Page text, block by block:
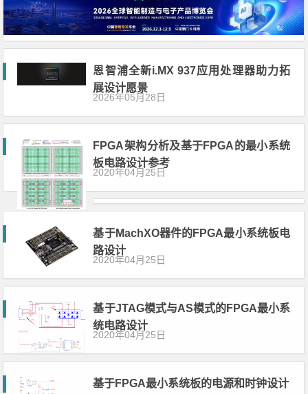
恩智浦全新i.MX 937应用处理器助力拓
展设计愿景
2026年05月28日
FPGA架构分析及基于FPGA的最小系统
板电路设计参考
2020年04月25日
基于MachXO器件的FPGA最小系统板电
路设计
2020年04月25日
基于JTAG模式与AS模式的FPGA最小系
统电路设计
2020年04月25日
基于FPGA最小系统板的电源和时钟设计